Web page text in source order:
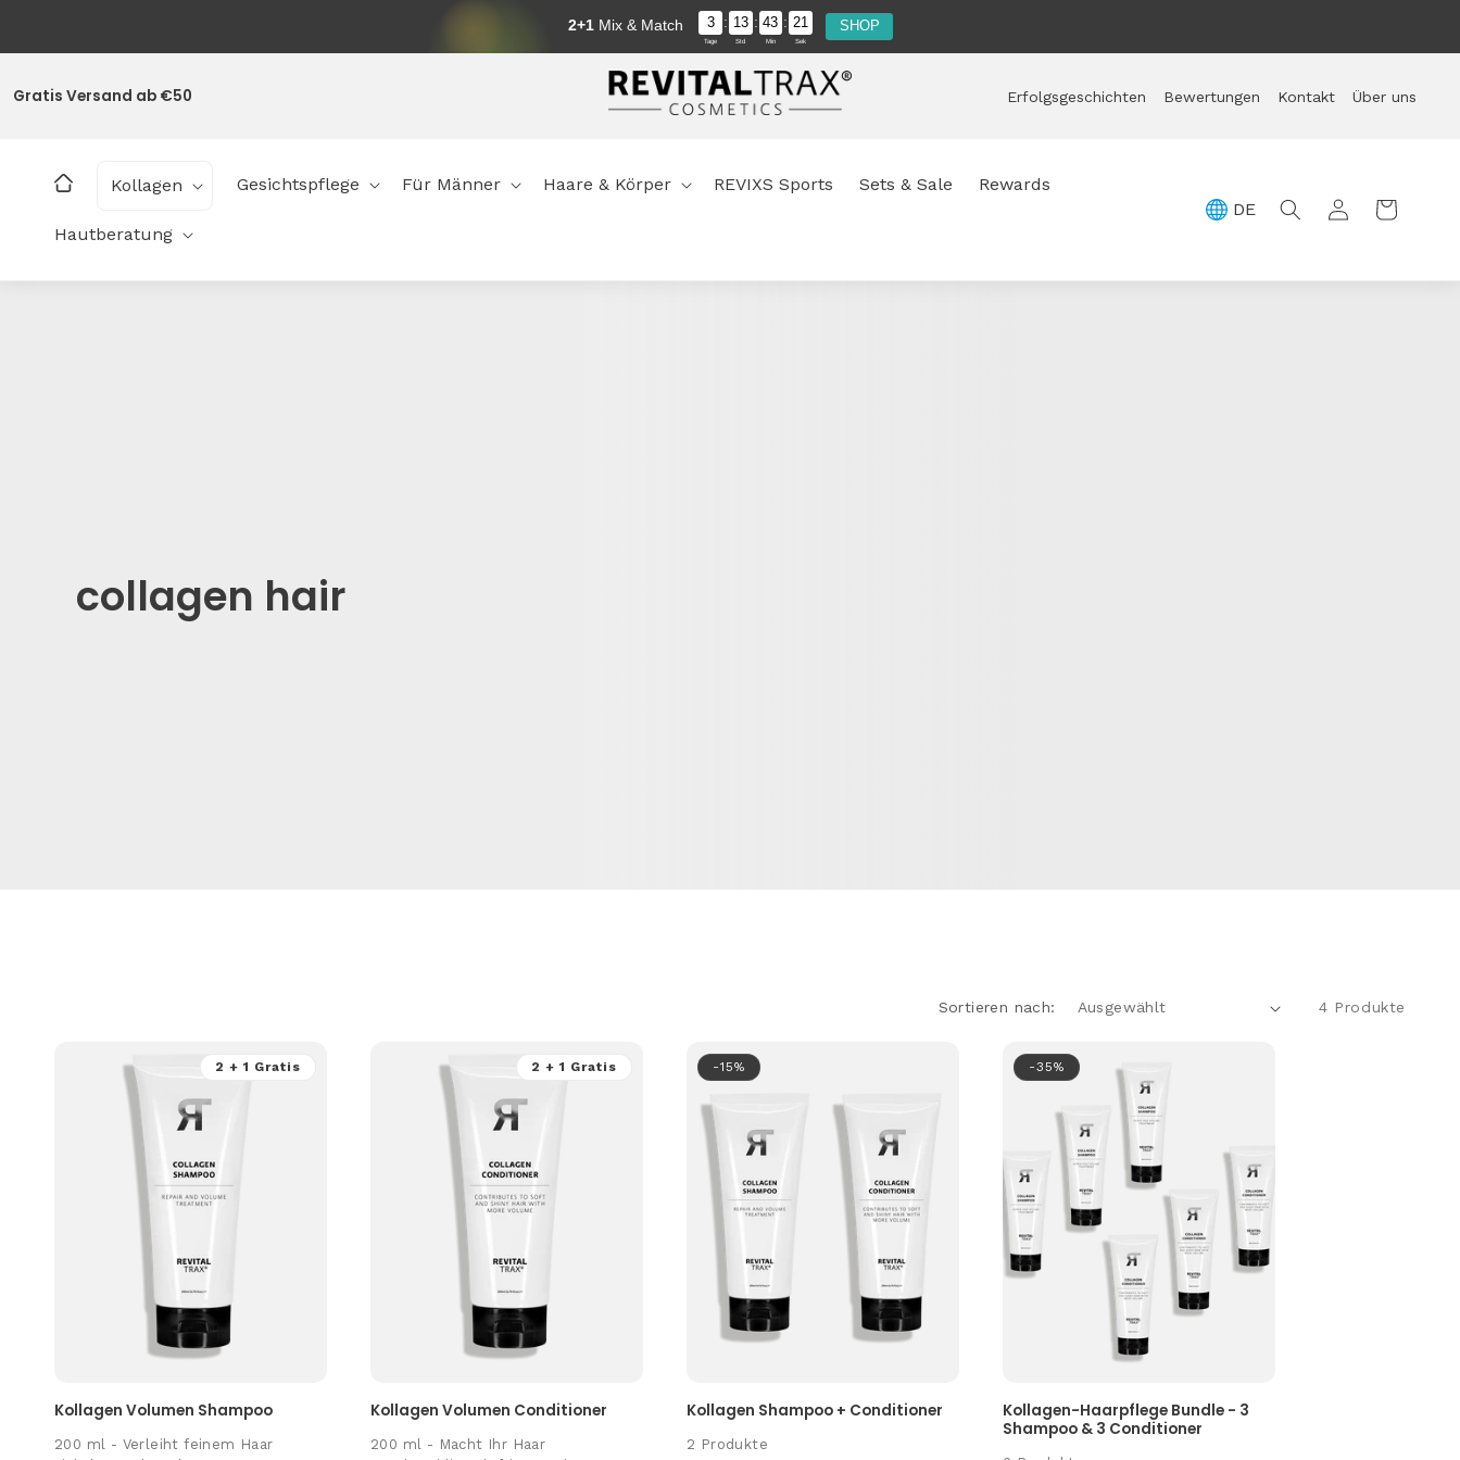
2+1 Mix & Match 3 : 13 : 43 : 21
Tage Std Min Sek
SHOP
Gratis Versand ab €50 Nicht gut, Geld zurück Schneller Versand
Erfolgsgeschichten Bewertungen Kontakt Über uns
Kollagen Gesichtspflege Für Männer Haare & Körper REVIXS Sports Sets & Sale Rewards
Hautberatung
DE EinloggenWarenkorb
collagen hair
Sortieren nach: 4 Produkte
2 + 1 Gratis
Kollagen Volumen Shampoo
200 ml - Verleiht feinem Haar
2 + 1 Gratis
Kollagen Volumen Conditioner
200 ml - Macht Ihr Haar
-15%
Kollagen Shampoo + Conditioner
2 Produkte
-35%
Kollagen-Haarpflege Bundle - 3
Shampoo & 3 Conditioner